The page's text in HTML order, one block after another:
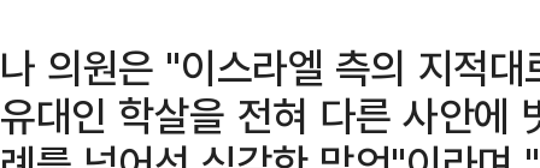
나 의원은 "이스라엘 측의 지적
유대인 학살을 전혀 다른 사안에